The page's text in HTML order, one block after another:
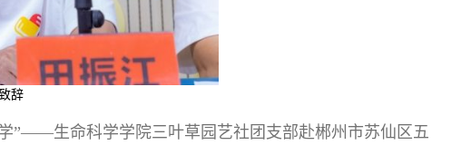
辞
”——生命科学学院三叶草园艺社团支部赴郴州市苏仙区五